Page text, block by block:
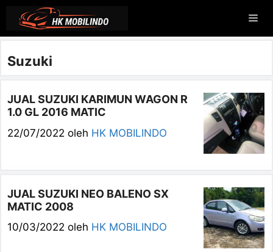
Langsung
isi
Suzuki
JUAL SUZUKI KARIMUN WAGON R
1.0 GL 2016 MATIC
22/07/2022 oleh HK MOBILINDO
JUAL SUZUKI NEO BALENO SX
MATIC 2008
10/03/2022 oleh HK MOBILINDO